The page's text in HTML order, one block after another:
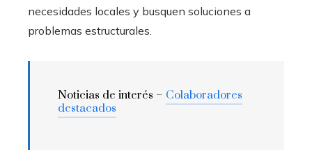
necesidades locales y busquen soluciones a
problemas estructurales.
Noticias de interés – Colaboradores
destacados